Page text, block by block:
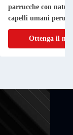
parrucche con
capelli umani
Ottenga il